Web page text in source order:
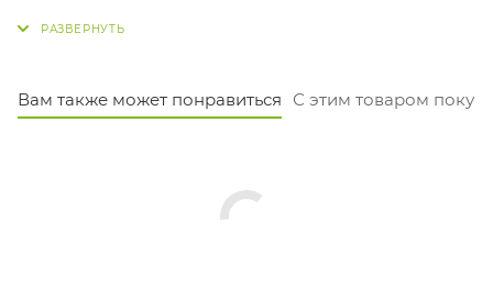
общественных местах.
Это кресло выдерживает до 120 кг. Металлические
Сиденье довольно просторное: ширина 65 см и
глубина 50 см. Высота от пола — 45 см, что подходит
Вам также может понравиться С этим товаром